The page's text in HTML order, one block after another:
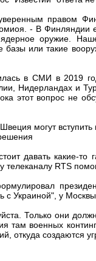
правом
- В Финляндии
оружие.
или такие
в СМИ в 2019
Нидерландах и
этот вопрос не
могут вступить
давать какие-
телеканалу RTS
с Украиной", у Москвы
Только они
там военных
откуда создаются